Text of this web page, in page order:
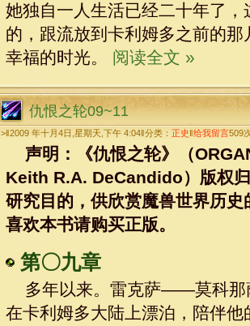
她独自一人生活已经二十年了
的，跟流放到卡利姆多之前的
幸福的时光。 阅读全文 »
仇恨之轮09~11
>‖2009 年十月4日,星期天,下午 4:04‖分类： 正史 给我留言509
声明：《仇恨之轮》（
Keith R.A. DeCandido）版权
研究目的，供欣赏魔兽世界历
喜欢本书请购买正版。
第〇九章
多年以来。雷克萨——莫科
在卡利姆多大陆上漂泊，陪伴